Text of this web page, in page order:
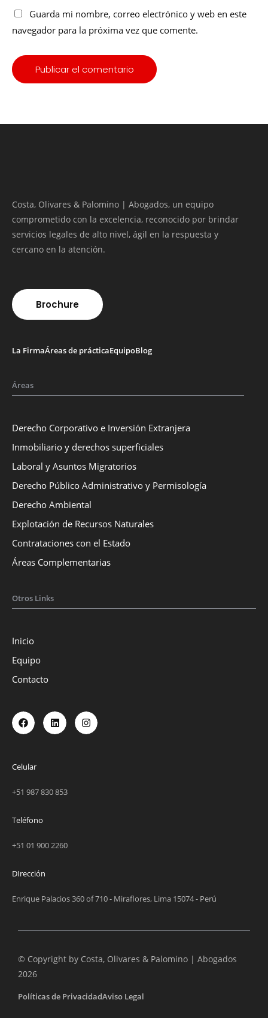
Guarda mi nombre, correo electrónico y web en este
navegador para la próxima vez que comente.
Costa, Olivares & Palomino | Abogados, un equipo
comprometido con la excelencia, reconocido por brindar
servicios legales de alto nivel, ágil en la respuesta y
cercano en la atención.
Brochure
La FirmaÁreas de prácticaEquipoBlog
Áreas
Derecho Corporativo e Inversión Extranjera
Inmobiliario y derechos superficiales
Laboral y Asuntos Migratorios
Derecho Público Administrativo y Permisología
Derecho Ambiental
Explotación de Recursos Naturales
Contrataciones con el Estado
Áreas Complementarias
Otros Links
Inicio
Equipo
Contacto
Celular
+51 987 830 853
Teléfono
+51 01 900 2260
DIrección
Enrique Palacios 360 of 710 - Miraflores, Lima 15074 - Perú
© Copyright by Costa, Olivares & Palomino | Abogados
2026
Políticas de PrivacidadAviso Legal